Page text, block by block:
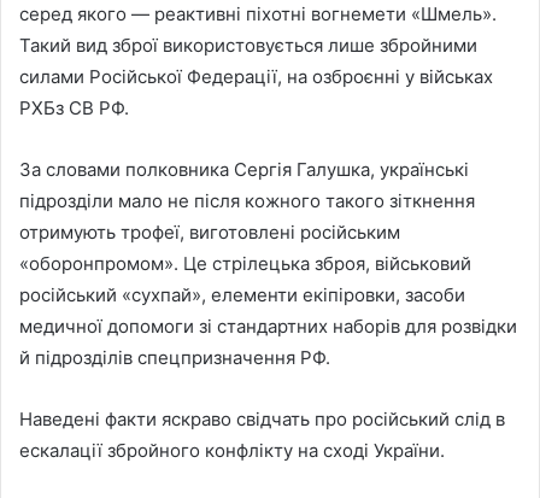
серед якого — реактивні піхотні вогнемети «Шмель».
Такий вид зброї використовується лише збройними
силами Російської Федерації, на озброєнні у військах
РХБз СВ РФ.
За словами полковника Сергія Галушка, українські
підрозділи мало не після кожного такого зіткнення
отримують трофеї, виготовлені російським
«оборонпромом». Це стрілецька зброя, військовий
російський «сухпай», елементи екіпіровки, засоби
медичної допомоги зі стандартних наборів для розвідки
й підрозділів спецпризначення РФ.
Наведені факти яскраво свідчать про російський слід в
ескалації збройного конфлікту на сході України.